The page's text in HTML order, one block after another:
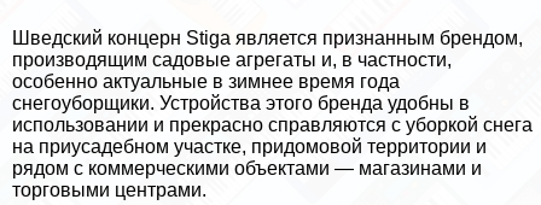
Шведский концерн Stiga является признанным брендом,
производящим садовые агрегаты и, в частности,
особенно актуальные в зимнее время года
снегоуборщики. Устройства этого бренда удобны в
использовании и прекрасно справляются с уборкой снега
на приусадебном участке, придомовой территории и
рядом с коммерческими объектами — магазинами и
торговыми центрами.